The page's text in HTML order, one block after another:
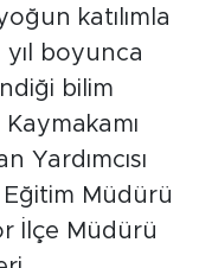
katılımla
boyunca
bilim
Kaymakamı
Yardımcısı
Müdürü
İlçe Müdürü